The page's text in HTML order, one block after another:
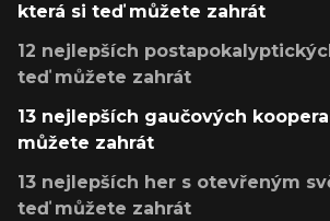
která si teď můžete zahrát
12 nejlepších
teď můžete zahrát
13 nejlepších gaučových
můžete zahrát
13 nejlepších her s otevřeným
teď můžete zahrát